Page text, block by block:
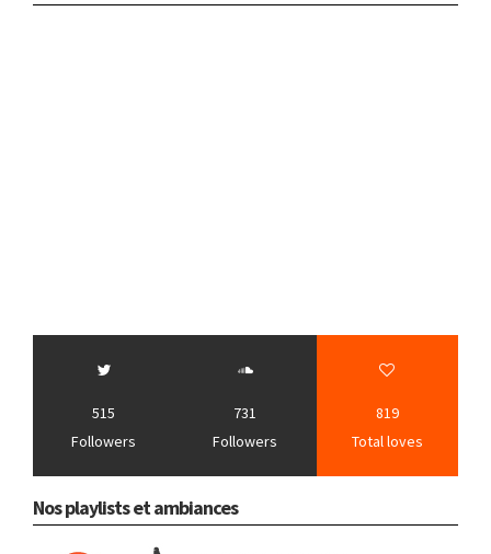
515
Followers
731
Followers
819
Total loves
Nos playlists et ambiances